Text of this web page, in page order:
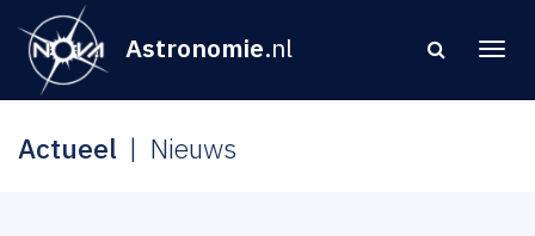
Astronomie.nl
Actueel Nieuws